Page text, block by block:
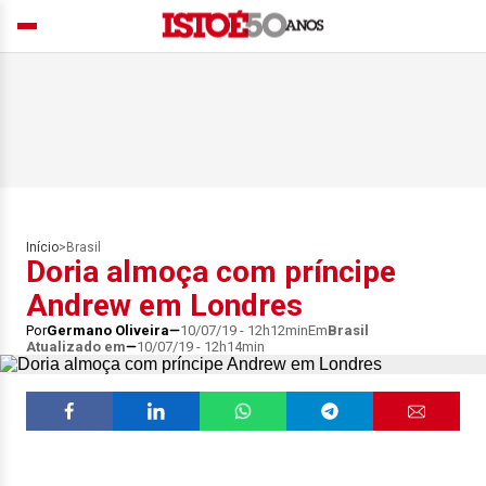
Início> Brasil
Doria almoça com príncipe
Andrew em Londres
PorGermano Oliveira 10/07/19 - 12h12minEmBrasil
Atualizado em
10/07/19 - 12h14min